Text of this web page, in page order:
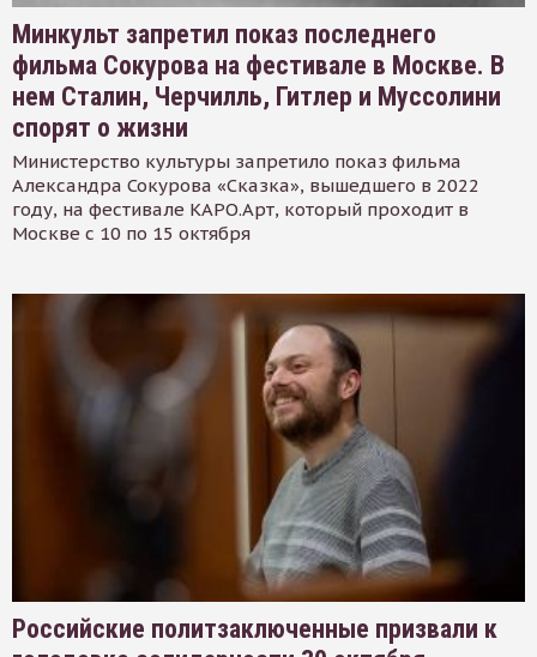
Минкульт запретил показ последнего
фильма Сокурова на фестивале в Москве. В
нем Сталин, Черчилль, Гитлер и Муссолини
спорят о жизни
Министерство культуры запретило показ фильма
Александра Сокурова «Сказка», вышедшего в 2022
году, на фестивале КАРО.Арт, который проходит в
Москве с 10 по 15 октября
Российские политзаключенные призвали к